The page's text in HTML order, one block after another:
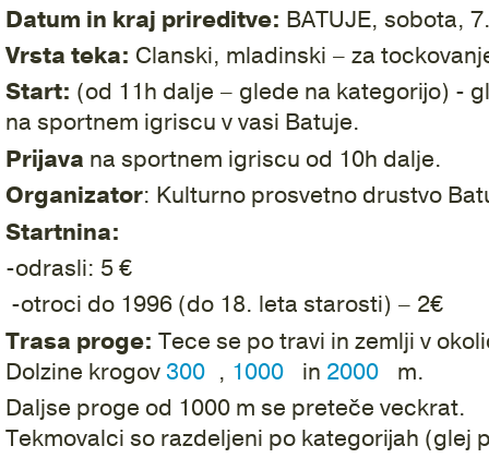
Datum in kraj prireditve: BATUJE, sobota,
Vrsta teka: Clanski, mladinski – za
Start: (od 11h dalje – glede na kategorijo) -
na sportnem igriscu v vasi Batuje.
Prijava na sportnem igriscu od 10h dalje.
Organizator: Kulturno prosvetno drustvo
Startnina:
-odrasli: 5 €
-otroci do 1996 (do 18. leta starosti) – 2€
Trasa proge: Tece se po travi in zemlji v
Dolzine krogov 300 , 1000 in 2000
m.
Daljse proge od 1000 m se preteče veckrat.
Tekmovalci so razdeljeni po kategorijah (glej